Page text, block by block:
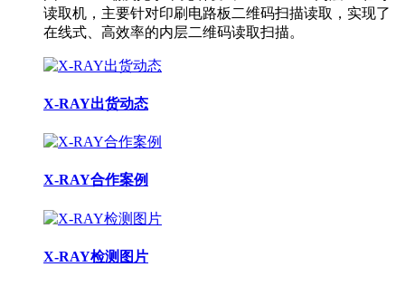
读取机，主要针对印刷电路板二维码扫描读取，实现了
在线式、高效率的内层二维码读取扫描。
X-RAY出货动态
X-RAY合作案例
X-RAY检测图片